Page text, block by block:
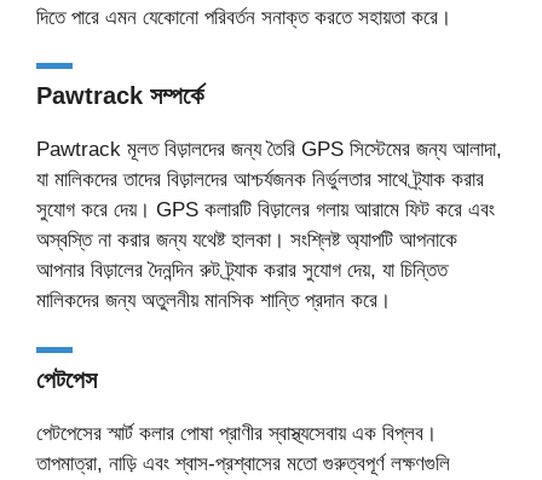
দিতে পারে এমন যেকোনো পরিবর্তন সনাক্ত করতে সহায়তা করে।
Pawtrack সম্পর্কে
Pawtrack মূলত বিড়ালদের জন্য তৈরি GPS সিস্টেমের জন্য আলাদা,
যা মালিকদের তাদের বিড়ালদের আশ্চর্যজনক নির্ভুলতার সাথে ট্র্যাক করার
সুযোগ করে দেয়। GPS কলারটি বিড়ালের গলায় আরামে ফিট করে এবং
অস্বস্তি না করার জন্য যথেষ্ট হালকা। সংশ্লিষ্ট অ্যাপটি আপনাকে
আপনার বিড়ালের দৈনন্দিন রুট ট্র্যাক করার সুযোগ দেয়, যা চিন্তিত
মালিকদের জন্য অতুলনীয় মানসিক শান্তি প্রদান করে।
পেটপেস
পেটপেসের স্মার্ট কলার পোষা প্রাণীর স্বাস্থ্যসেবায় এক বিপ্লব।
তাপমাত্রা, নাড়ি এবং শ্বাস-প্রশ্বাসের মতো গুরুত্বপূর্ণ লক্ষণগুলি